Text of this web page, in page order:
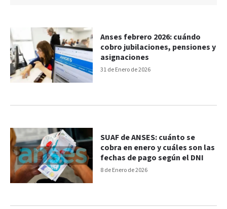
31 de Enero de 2026
Anses febrero 2026: cuándo
cobro jubilaciones, pensiones y
asignaciones
8 de Enero de 2026
SUAF de ANSES: cuánto se
cobra en enero y cuáles son las
fechas de pago según el DNI